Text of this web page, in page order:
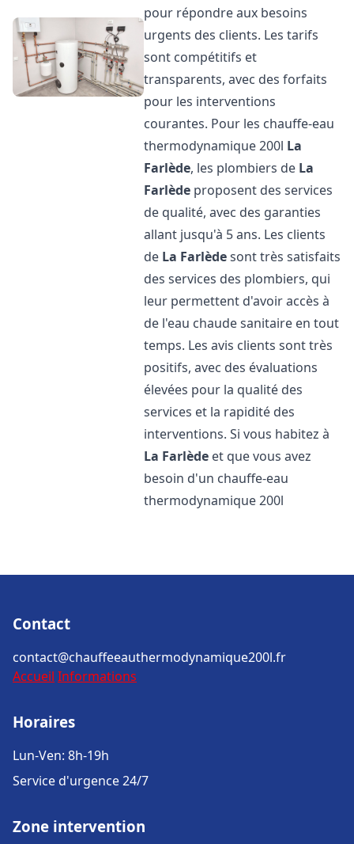
pour répondre aux besoins
urgents des clients. Les tarifs
sont compétitifs et
transparents, avec des forfaits
pour les interventions
courantes. Pour les chauffe-eau
thermodynamique 200l La
Farlède, les plombiers de La
Farlède proposent des services
de qualité, avec des garanties
allant jusqu'à 5 ans. Les clients
de La Farlèdesont très satisfaits
des services des plombiers, qui
leur permettent d'avoir accès à
de l'eau chaude sanitaire en tout
temps. Les avis clients sont très
positifs, avec des évaluations
élevées pour la qualité des
services et la rapidité des
interventions. Si vous habitez à
La Farlède et que vous avez
besoin d'un chauffe-eau
thermodynamique 200l
Contact
contact@chauffeeauthermodynamique200l.fr
Accueil Informations
Horaires
Lun-Ven: 8h-19h
Service d'urgence 24/7
Zone intervention